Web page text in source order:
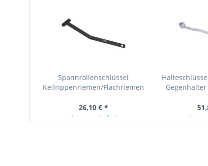
Spannrollenschlüssel
Keilrippenriemen/Flachriemen
26,10 € *
Ab Lager lieferbar
Ab